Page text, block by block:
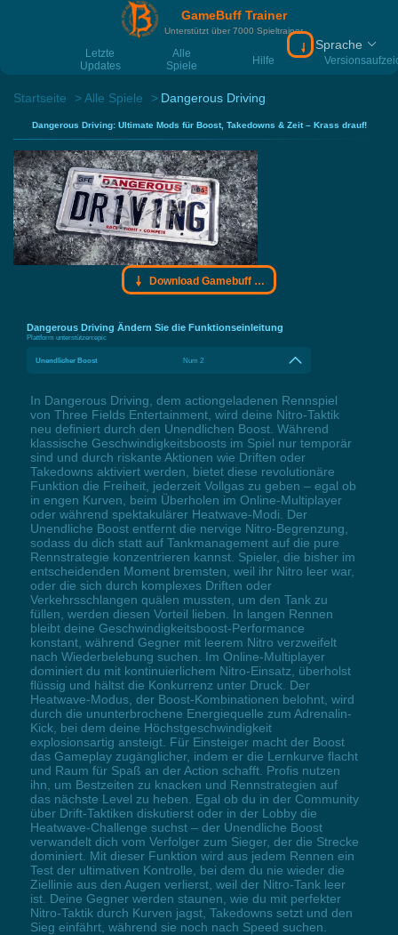
GameBuff Trainer
Unterstützt über 7000 Spieltrainer
Letzte
Updates
Alle
Spiele
Hilfe
Download
Sprache
Startseite Alle Spiele Dangerous Driving
Dangerous Driving: Ultimate Mods für Boost, Takedowns & Zeit – Krass drauf!
Download Gamebuff Trainer
Dangerous Driving Ändern Sie die Funktionseinleitung
Plattform unterstützen:epic
Unendlicher Boost Num 2
In Dangerous Driving, dem actiongeladenen Rennspiel
von Three Fields Entertainment, wird deine Nitro-Taktik
neu definiert durch den Unendlichen Boost. Während
klassische Geschwindigkeitsboosts im Spiel nur temporär
sind und durch riskante Aktionen wie Driften oder
Takedowns aktiviert werden, bietet diese revolutionäre
Funktion die Freiheit, jederzeit Vollgas zu geben – egal ob
in engen Kurven, beim Überholen im Online-Multiplayer
oder während spektakulärer Heatwave-Modi. Der
Unendliche Boost entfernt die nervige Nitro-Begrenzung,
sodass du dich statt auf Tankmanagement auf die pure
Rennstrategie konzentrieren kannst. Spieler, die bisher im
entscheidenden Moment bremsten, weil ihr Nitro leer war,
oder die sich durch komplexes Driften oder
Verkehrsschlangen quälen mussten, um den Tank zu
füllen, werden diesen Vorteil lieben. In langen Rennen
bleibt deine Geschwindigkeitsboost-Performance
konstant, während Gegner mit leerem Nitro verzweifelt
nach Wiederbelebung suchen. Im Online-Multiplayer
dominiert du mit kontinuierlichem Nitro-Einsatz, überholst
flüssig und hältst die Konkurrenz unter Druck. Der
Heatwave-Modus, der Boost-Kombinationen belohnt, wird
durch die ununterbrochene Energiequelle zum Adrenalin-
Kick, bei dem deine Höchstgeschwindigkeit
explosionsartig ansteigt. Für Einsteiger macht der Boost
das Gameplay zugänglicher, indem er die Lernkurve flacht
und Raum für Spaß an der Action schafft. Profis nutzen
ihn, um Bestzeiten zu knacken und Rennstrategien auf
das nächste Level zu heben. Egal ob du in der Community
über Drift-Taktiken diskutierst oder in der Lobby die
Heatwave-Challenge suchst – der Unendliche Boost
verwandelt dich vom Verfolger zum Sieger, der die Strecke
dominiert. Mit dieser Funktion wird aus jedem Rennen ein
Test der ultimativen Kontrolle, bei dem du nie wieder die
Ziellinie aus den Augen verlierst, weil der Nitro-Tank leer
ist. Deine Gegner werden staunen, wie du mit perfekter
Nitro-Taktik durch Kurven jagst, Takedowns setzt und den
Sieg einfährt, während sie noch nach Speed suchen.